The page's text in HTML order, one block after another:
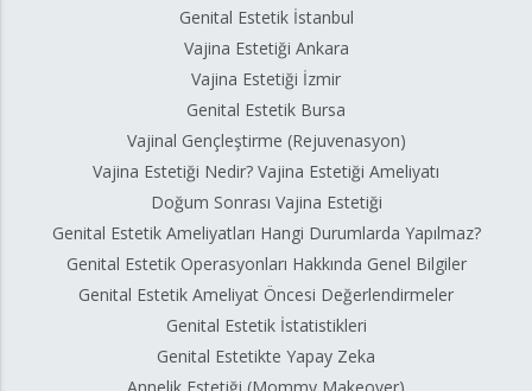
Genital Estetik İstanbul
Vajina Estetiği Ankara
Vajina Estetiği İzmir
Genital Estetik Bursa
Vajinal Gençleştirme (Rejuvenasyon)
Vajina Estetiği Nedir? Vajina Estetiği Ameliyatı
Doğum Sonrası Vajina Estetiği
Genital Estetik Ameliyatları Hangi Durumlarda Yapılmaz?
Genital Estetik Operasyonları Hakkında Genel Bilgiler
Genital Estetik Ameliyat Öncesi Değerlendirmeler
Genital Estetik İstatistikleri
Genital Estetikte Yapay Zeka